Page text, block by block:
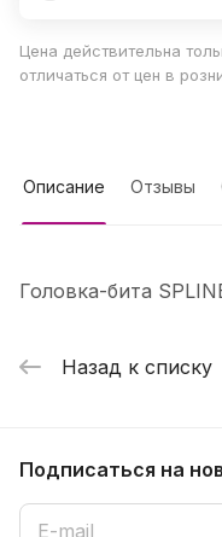
Цена действительна
отличаться от цен в
Описание Отзывы
Головка-бита
Назад к списку
Подписаться на